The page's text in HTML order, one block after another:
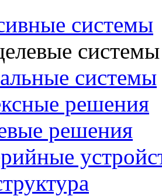
системы
системы
системы
решения
решения